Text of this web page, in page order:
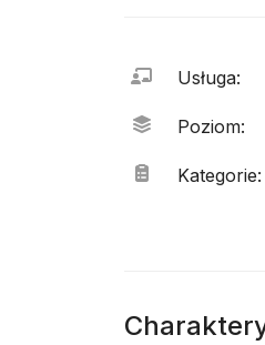
Usługa:
Poziom:
Kategorie: